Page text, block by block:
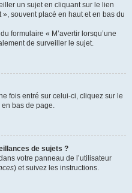
un sujet en cliquant sur le lien
souvent placé en haut et en bas du
formulaire « M’avertir lorsqu’une
de surveiller le sujet.
fois entré sur celui-ci, cliquez sur le
en bas de page.
de sujets ?
votre panneau de l’utilisateur
) et suivez les instructions.